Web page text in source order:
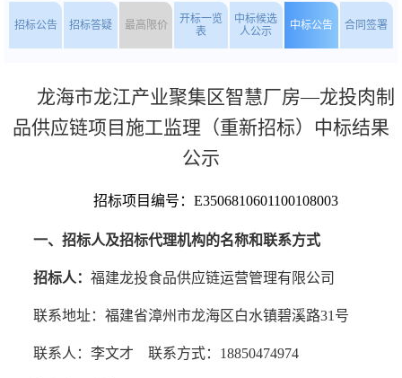
招标公告 招标答疑 最高限价
开标一览
表
中标候选
人公示
中标公告 合同签署
龙海市龙江产业聚集区智慧厂房—龙投肉制
品供应链项目施工监理（重新招标） 中标结果
公示
招标项目编号： E3506810601100108003
一、招标人及招标代理机构的名称和联系方式
招标人： 福建龙投食品供应链运营管理有限公司
联系地址： 福建省漳州市龙海区白水镇碧溪路31号
联系人 ： 李文才 联系方式： 18850474974